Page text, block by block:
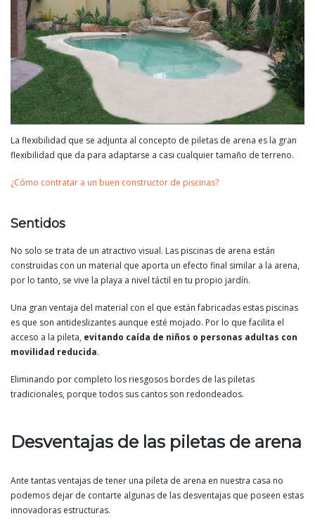
La flexibilidad que se adjunta al concepto de piletas de arena es la gran
flexibilidad que da para adaptarse a casi cualquier tamaño de terreno.
¿Cómo contratar a un buen constructor de piscinas?
Sentidos
No solo se trata de un atractivo visual. Las piscinas de arena están
construidas con un material que aporta un efecto final similar a la arena,
por lo tanto, se vive la playa a nivel táctil en tu propio jardín.
Una gran ventaja del material con el que están fabricadas estas piscinas
es que son antideslizantes aunque esté mojado. Por lo que facilita el
acceso a la pileta, evitando caída de niños o personas adultas con
movilidad reducida.
Eliminando por completo los riesgosos bordes de las piletas
tradicionales, porque todos sus cantos son redondeados.
Desventajas de las piletas de arena
Ante tantas ventajas de tener una pileta de arena en nuestra casa no
podemos dejar de contarte algunas de las desventajas que poseen estas
innovadoras estructuras.